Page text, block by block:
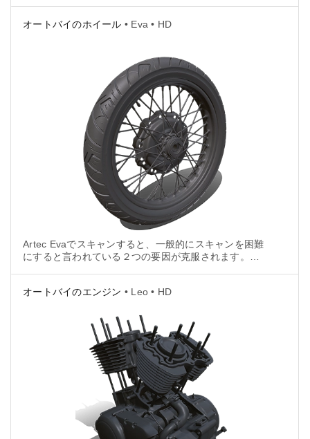
オートバイのホイール • Eva • HD
Artec Evaでスキャンすると、一般的にスキャンを困難
にすると言われている２つの要因が克服されます。そ
オートバイのエンジン • Leo • HD